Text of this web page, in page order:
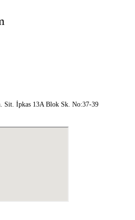
Sit. İpkas 13A Blok Sk. No:37-39